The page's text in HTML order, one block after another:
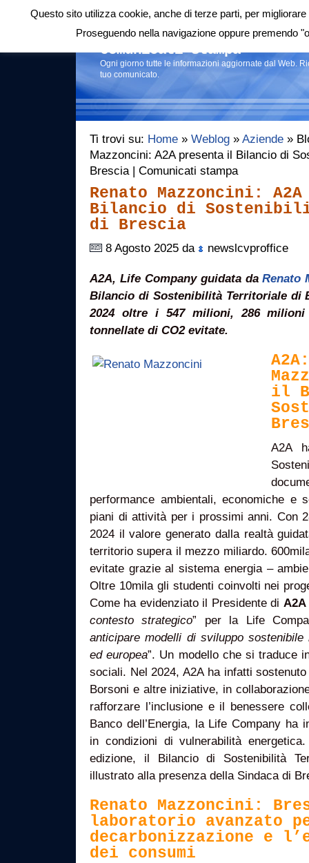
Login|RSS |
Comunicati stampa
Ogni giorno tutte le informazioni aggiornate dal Web.
tuo comunicato.
Ti trovi su: Home » Weblog » Aziende »
Mazzoncini: A2A presenta il Bilancio di
Brescia | Comunicati stampa
Renato Mazzoncini:
Bilancio di
di Brescia
8 Agosto 2025 da newslcvproffice
A2A, Life Company guidata daRenato
Bilancio di Sostenibilità Territoriale di
2024 oltre i 547 milioni, 286
tonnellate di CO2 evitate.
il
A2A
performance ambientali, economiche
piani di attività per i prossimi anni. Con
2024 il valore generato dalla realtà
territorio supera il mezzo miliardo.
evitate grazie al sistema energia –
Oltre 10mila gli studenti coinvolti nei
Come ha evidenziato il Presidente di A2A
contesto strategico” per la Life
anticipare modelli di sviluppo
ed europea”. Un modello che si traduce
sociali. Nel 2024, A2A ha infatti
Borsoni e altre iniziative, in
rafforzare l’inclusione e il benessere
Banco dell’Energia, la Life Company ha
in condizioni di vulnerabilità
edizione, il Bilancio di Sostenibilità
illustrato alla presenza della Sindaca di
Renato Mazzoncini:
laboratorio avanzato
decarbonizzazione e
dei consumi
Questo sito utilizza cookie, anche di terze parti, per
Proseguendo nella navigazione oppure premendo